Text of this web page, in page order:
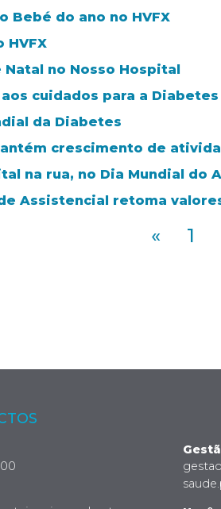
Bebé do ano no HVFX
HVFX
Natal no Nosso Hospital
cuidados para a Diabetes
da Diabetes
crescimento de
na rua, no Dia Mundial do
Assistencial retoma
« 1